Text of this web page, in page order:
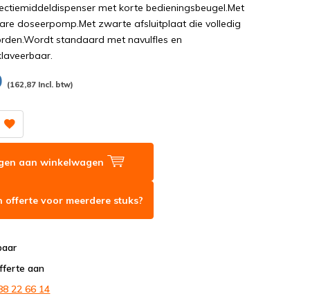
met korte bedieningsbeugel.Met
doseerpomp.Met zwarte afsluitplaat die volledig
standaard met navulfles en
(162,87 Incl. btw)
aan winkelwagen
offerte voor meerdere stuks?
aan
22 66 14